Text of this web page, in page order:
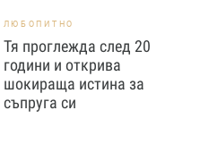
ЛЮБОПИТНО
Тя проглежда след 20
години и открива
шокираща истина за
съпруга си